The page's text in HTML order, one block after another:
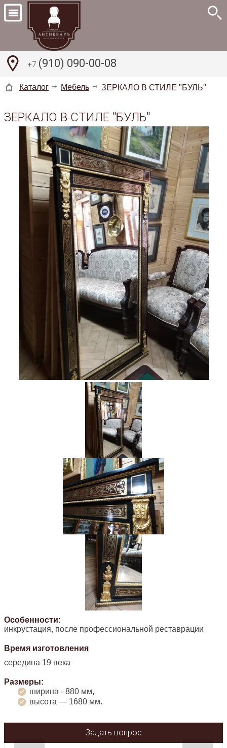
+7 (910) 090-00-08
Каталог Мебель ЗЕРКАЛО В СТИЛЕ "БУЛЬ"
ЗЕРКАЛО В СТИЛЕ "БУЛЬ"
Особенности:
инкрустация, после профессиональной реставрации
Время изготовления
середина 19 века
Размеры:
ширина - 880 мм,
высота — 1680 мм.
Задать вопрос